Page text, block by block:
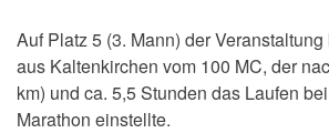
Auf Platz 5 (3. Mann) der Veranstaltung
aus Kaltenkirchen vom 100 MC, der
km) und ca. 5,5 Stunden das Laufen
Marathon einstellte.